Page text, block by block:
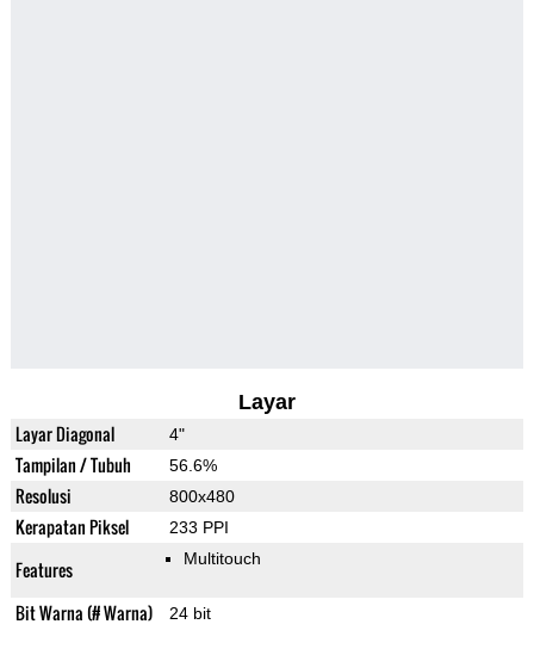
Layar
Layar Diagonal 4"
Tampilan / Tubuh 56.6%
Resolusi 800x480
Kerapatan Piksel 233 PPI
Features Multitouch
Bit Warna (# Warna) 24 bit